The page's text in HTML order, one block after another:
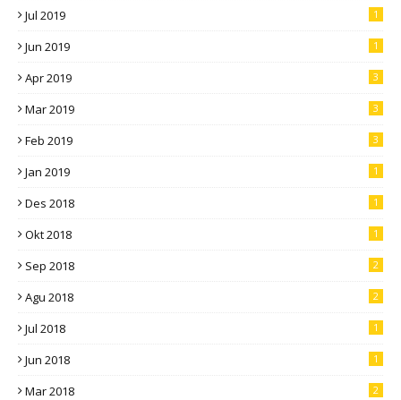
Jul 2019 1
Jun 2019 1
Apr 2019 3
Mar 2019 3
Feb 2019 3
Jan 2019 1
Des 2018 1
Okt 2018 1
Sep 2018 2
Agu 2018 2
Jul 2018 1
Jun 2018 1
Mar 2018 2